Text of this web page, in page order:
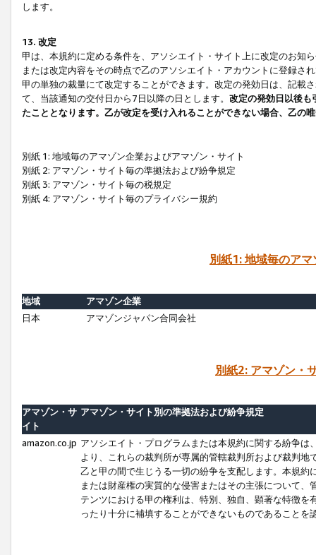
します。
13. 改定
甲は、本規約に定める条件を、アソシエイト・サイト上に改定のお知
または改定内容をその時点で乙のアソシエイト・アカウントに登録さ
甲の単独の裁量にて改定することができます。改定の発効日は、記載
て、当該通知の交付日から7日以降の日とします。 改定の発効日以後も
たこととなります。乙が改定を受け入れることができない場合、乙の
別紙 1: 地域毎のアマゾン企業およびアマゾン・サイト
別紙 2: アマゾン・サイト毎の準拠法および紛争規定
別紙 3: アマゾン・サイト毎の税規定
別紙 4: アマゾン・サイト毎のプライバシー規約
別紙1: 地域毎のア
地域
アマゾン企業
日本
アマゾンジャパン合同会社
別紙2: アマゾン・
アマゾン・サ
イト
アマゾン・サイト別の準拠法および紛争規定
amazon.co.jp アソシエイト・プログラムまたは本規約に関する紛争
より、これらの裁判所が専属的管轄裁判所および裁判
乙と甲の間で生じうる一切の紛争を支配します。本規
または財産権の実質的な侵害またはその主張について
テンツにおける甲の権利は、特別、独自、顕著な特徴
ったり十分に補填することができないものであることを